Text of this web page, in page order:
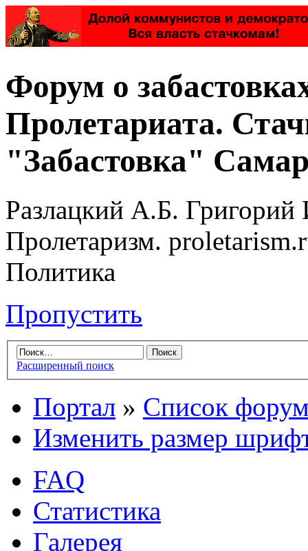
Форум о
Пролетариата.
"Забастовка"
Разлацкий А.Б. Григорий
Пролетаризм.
Политика
Пропустить
Расширенный поиск
Портал » Список
Изменить размер
FAQ
Статистика
Галерея